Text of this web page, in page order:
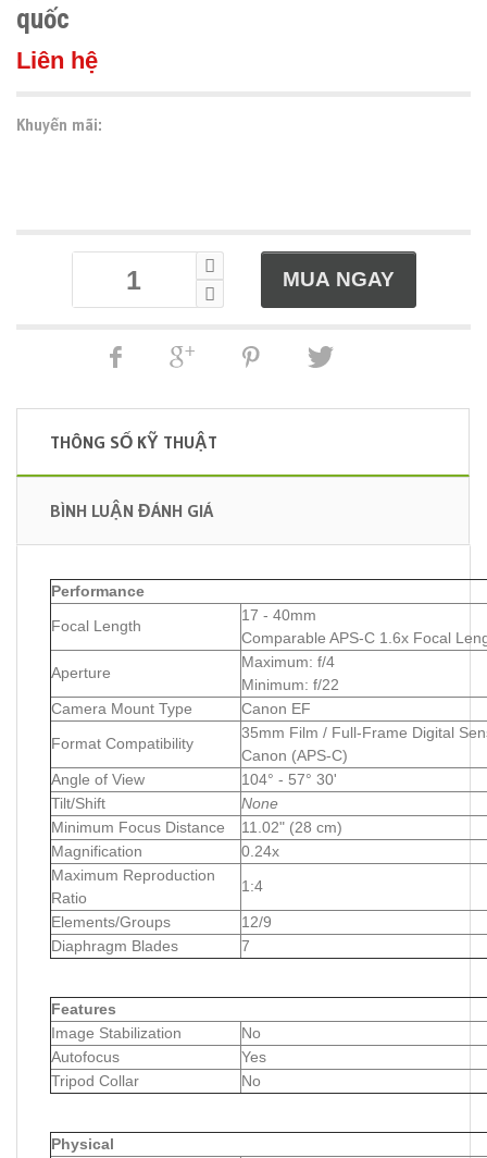
quốc
Liên hệ
Khuyến mãi:
THÔNG SỐ KỸ THUẬT
BÌNH LUẬN ĐÁNH GIÁ
Performance
Focal Length
17 - 40mm
Comparable APS-C 1.6x Focal
Aperture
Maximum: f/4
Minimum: f/22
Camera Mount Type
Canon EF
Format Compatibility
35mm Film / Full-Frame Digital
Canon (APS-C)
Angle of View
104° - 57° 30'
Tilt/Shift
None
Minimum Focus Distance
11.02" (28 cm)
Magnification
0.24x
Maximum Reproduction
Ratio
1:4
Elements/Groups
12/9
Diaphragm Blades
7
Features
Image Stabilization
No
Autofocus
Yes
Tripod Collar
No
Physical